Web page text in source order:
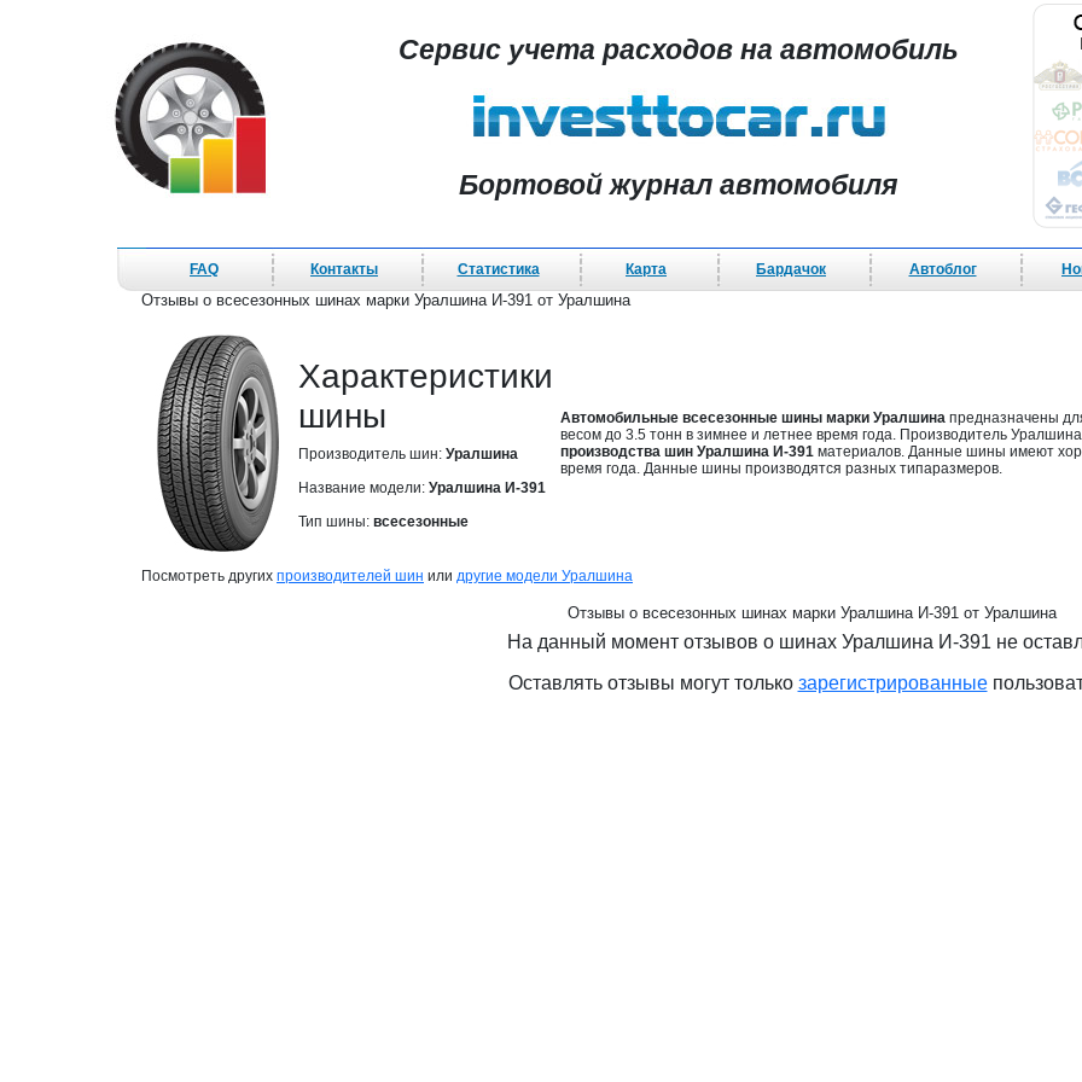
Сервис учета расходов на автомобиль
Бортовой журнал автомобиля
FAQ Контакты Статистика Карта Бардачок Автоблог
Отзывы о всесезонных шинах марки Уралшина И-391 от Уралшина
Характеристики
шины
Производитель шин: Уралшина
Название модели: Уралшина И-391
Тип шины: всесезонные
Автомобильные всесезонные шины марки Уралшина предназначены
весом до 3.5 тонн в зимнее и летнее время года. Производитель
производства шин Уралшина И-391 материалов. Данные шины имеют
время года. Данные шины производятся разных типаразмеров.
Посмотреть других производителей шин или другие модели Уралшина
Отзывы о всесезонных шинах марки Уралшина И-391 от Уралшина
На данный момент отзывов о шинах Уралшина И-391 не
Оставлять отзывы могут только зарегистрированные